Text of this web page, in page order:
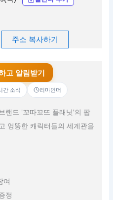
주소 복사하기
고 알림받기
간 소식 리마인더
랜드 '꼬따꼬뜨 플래닛'의 팝
엉뚱한 캐릭터들의 세계관을
여
정